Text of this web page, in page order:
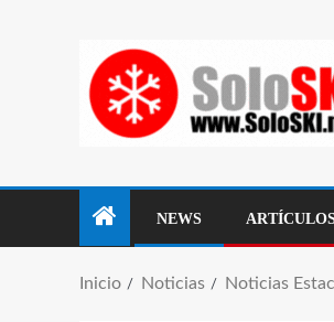
NEWS
Inicio Noticias Noticias